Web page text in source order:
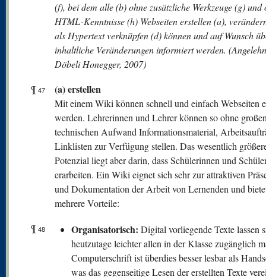
(f), bei dem alle (b) ohne zusätzliche Werkzeuge (g) und
HTML-Kenntnisse (h) Webseiten erstellen (a),
als Hypertext verknüpfen (d) können und auf Wunsch
inhaltliche Veränderungen informiert werden.
Döbeli Honegger, 2007)
¶ 47 (a) erstellen
Mit einem Wiki können schnell und einfach Webseiten
werden. Lehrerinnen und Lehrer können so ohne
technischen Aufwand Informationsmaterial,
Linklisten zur Verfügung stellen. Das wesentlich
Potenzial liegt aber darin, dass Schülerinnen und
erarbeiten. Ein Wiki eignet sich sehr zur attraktiven
und Dokumentation der Arbeit von Lernenden und
mehrere Vorteile:
¶ 48 Organisatorisch: Digital vorliegende Texte lassen
heutzutage leichter allen in der Klasse zugänglich
Computerschrift ist überdies besser lesbar als
was das gegenseitige Lesen der erstellten Texte